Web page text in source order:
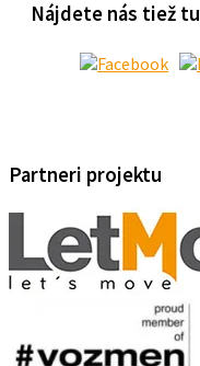
Nájdete nás tiež tu
Partneri projektu